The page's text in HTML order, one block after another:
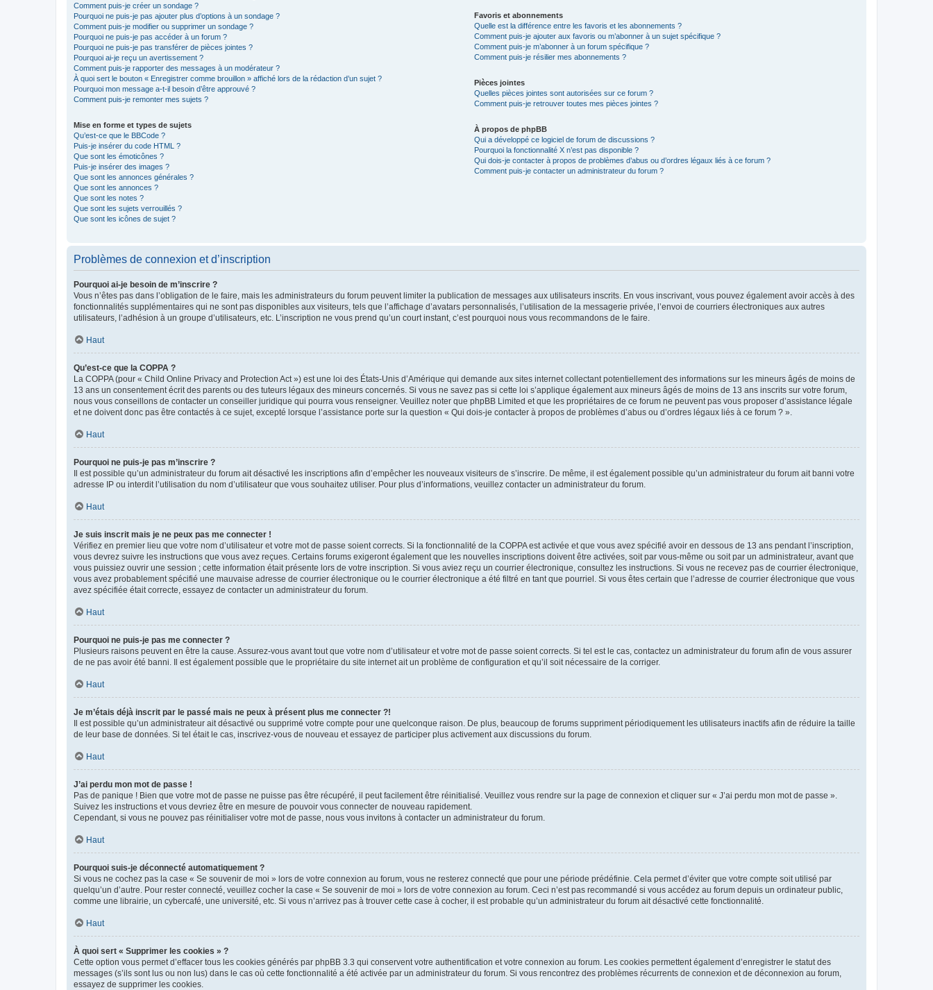
Comment puis-je créer un sondage ?
Pourquoi ne puis-je pas ajouter plus d’options à un sondage ?
Comment puis-je modifier ou supprimer un sondage ?
Pourquoi ne puis-je pas accéder à un forum ?
Pourquoi ne puis-je pas transférer de pièces jointes ?
Pourquoi ai-je reçu un avertissement ?
Comment puis-je rapporter des messages à un modérateur ?
À quoi sert le bouton « Enregistrer comme brouillon » affiché lors de la rédaction d’un sujet ?
Pourquoi mon message a-t-il besoin d’être approuvé ?
Comment puis-je remonter mes sujets ?
Mise en forme et types de sujets
Qu’est-ce que le BBCode ?
Puis-je insérer du code HTML ?
Que sont les émoticônes ?
Puis-je insérer des images ?
Que sont les annonces générales ?
Que sont les annonces ?
Que sont les notes ?
Que sont les sujets verrouillés ?
Que sont les icônes de sujet ?
Favoris et abonnements
Quelle est la différence entre les favoris et les abonnements ?
Comment puis-je ajouter aux favoris ou m’abonner à un sujet spécifique ?
Comment puis-je m’abonner à un forum spécifique ?
Comment puis-je résilier mes abonnements ?
Pièces jointes
Quelles pièces jointes sont autorisées sur ce forum ?
Comment puis-je retrouver toutes mes pièces jointes ?
À propos de phpBB
Qui a développé ce logiciel de forum de discussions ?
Pourquoi la fonctionnalité X n’est pas disponible ?
Qui dois-je contacter à propos de problèmes d’abus ou d’ordres légaux liés à ce forum ?
Comment puis-je contacter un administrateur du forum ?
Problèmes de connexion et d’inscription
Pourquoi ai-je besoin de m’inscrire ?
Vous n’êtes pas dans l’obligation de le faire, mais les administrateurs du forum peuvent limiter la publication de messages aux utilisateurs inscrits. En vous inscrivant, vous pouvez également avoir accès à des
fonctionnalités supplémentaires qui ne sont pas disponibles aux visiteurs, tels que l’affichage d’avatars personnalisés, l’utilisation de la messagerie privée, l’envoi de courriers électroniques aux autres
utilisateurs, l’adhésion à un groupe d’utilisateurs, etc. L’inscription ne vous prend qu’un court instant, c’est pourquoi nous vous recommandons de le faire.
Haut
Qu’est-ce que la COPPA ?
La COPPA (pour « Child Online Privacy and Protection Act ») est une loi des États-Unis d’Amérique qui demande aux sites internet collectant potentiellement des informations sur les mineurs âgés de moins de
13 ans un consentement écrit des parents ou des tuteurs légaux des mineurs concernés. Si vous ne savez pas si cette loi s’applique également aux mineurs âgés de moins de 13 ans inscrits sur votre forum,
nous vous conseillons de contacter un conseiller juridique qui pourra vous renseigner. Veuillez noter que phpBB Limited et que les propriétaires de ce forum ne peuvent pas vous proposer d’assistance légale
et ne doivent donc pas être contactés à ce sujet, excepté lorsque l’assistance porte sur la question « Qui dois-je contacter à propos de problèmes d’abus ou d’ordres légaux liés à ce forum ? ».
Haut
Pourquoi ne puis-je pas m’inscrire ?
Il est possible qu’un administrateur du forum ait désactivé les inscriptions afin d’empêcher les nouveaux visiteurs de s’inscrire. De même, il est également possible qu’un administrateur du forum ait banni votre
adresse IP ou interdit l’utilisation du nom d’utilisateur que vous souhaitez utiliser. Pour plus d’informations, veuillez contacter un administrateur du forum.
Haut
Je suis inscrit mais je ne peux pas me connecter !
Vérifiez en premier lieu que votre nom d’utilisateur et votre mot de passe soient corrects. Si la fonctionnalité de la COPPA est activée et que vous avez spécifié avoir en dessous de 13 ans pendant l’inscription,
vous devrez suivre les instructions que vous avez reçues. Certains forums exigeront également que les nouvelles inscriptions doivent être activées, soit par vous-même ou soit par un administrateur, avant que
vous puissiez ouvrir une session ; cette information était présente lors de votre inscription. Si vous aviez reçu un courrier électronique, consultez les instructions. Si vous ne recevez pas de courrier électronique,
vous avez probablement spécifié une mauvaise adresse de courrier électronique ou le courrier électronique a été filtré en tant que pourriel. Si vous êtes certain que l’adresse de courrier électronique que vous
avez spécifiée était correcte, essayez de contacter un administrateur du forum.
Haut
Pourquoi ne puis-je pas me connecter ?
Plusieurs raisons peuvent en être la cause. Assurez-vous avant tout que votre nom d’utilisateur et votre mot de passe soient corrects. Si tel est le cas, contactez un administrateur du forum afin de vous assurer
de ne pas avoir été banni. Il est également possible que le propriétaire du site internet ait un problème de configuration et qu’il soit nécessaire de la corriger.
Haut
Je m’étais déjà inscrit par le passé mais ne peux à présent plus me connecter ?!
Il est possible qu’un administrateur ait désactivé ou supprimé votre compte pour une quelconque raison. De plus, beaucoup de forums suppriment périodiquement les utilisateurs inactifs afin de réduire la taille
de leur base de données. Si tel était le cas, inscrivez-vous de nouveau et essayez de participer plus activement aux discussions du forum.
Haut
J’ai perdu mon mot de passe !
Pas de panique ! Bien que votre mot de passe ne puisse pas être récupéré, il peut facilement être réinitialisé. Veuillez vous rendre sur la page de connexion et cliquer sur « J’ai perdu mon mot de passe ».
Suivez les instructions et vous devriez être en mesure de pouvoir vous connecter de nouveau rapidement.
Cependant, si vous ne pouvez pas réinitialiser votre mot de passe, nous vous invitons à contacter un administrateur du forum.
Haut
Pourquoi suis-je déconnecté automatiquement ?
Si vous ne cochez pas la case « Se souvenir de moi » lors de votre connexion au forum, vous ne resterez connecté que pour une période prédéfinie. Cela permet d’éviter que votre compte soit utilisé par
quelqu’un d’autre. Pour rester connecté, veuillez cocher la case « Se souvenir de moi » lors de votre connexion au forum. Ceci n’est pas recommandé si vous accédez au forum depuis un ordinateur public,
comme une librairie, un cybercafé, une université, etc. Si vous n’arrivez pas à trouver cette case à cocher, il est probable qu’un administrateur du forum ait désactivé cette fonctionnalité.
Haut
À quoi sert « Supprimer les cookies » ?
Cette option vous permet d’effacer tous les cookies générés par phpBB 3.3 qui conservent votre authentification et votre connexion au forum. Les cookies permettent également d’enregistrer le statut des
messages (s’ils sont lus ou non lus) dans le cas où cette fonctionnalité a été activée par un administrateur du forum. Si vous rencontrez des problèmes récurrents de connexion et de déconnexion au forum,
essayez de supprimer les cookies.